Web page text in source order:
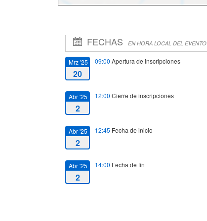
FECHAS EN HORA LOCAL DEL EVENTO
Mrz '25
20
09:00 Apertura de inscripciones
Abr '25
2
12:00 Cierre de inscripciones
Abr '25
2
12:45 Fecha de inicio
Abr '25
2
14:00 Fecha de fin